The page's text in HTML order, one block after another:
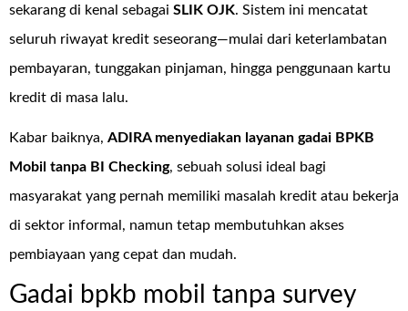
sekarang di kenal sebagai SLIK OJK. Sistem ini mencatat
seluruh riwayat kredit seseorang—mulai dari keterlambatan
pembayaran, tunggakan pinjaman, hingga penggunaan kartu
kredit di masa lalu.
Kabar baiknya, ADIRA menyediakan layanan gadai BPKB
Mobil tanpa BI Checking, sebuah solusi ideal bagi
masyarakat yang pernah memiliki masalah kredit atau bekerja
di sektor informal, namun tetap membutuhkan akses
pembiayaan yang cepat dan mudah.
Gadai bpkb mobil tanpa survey